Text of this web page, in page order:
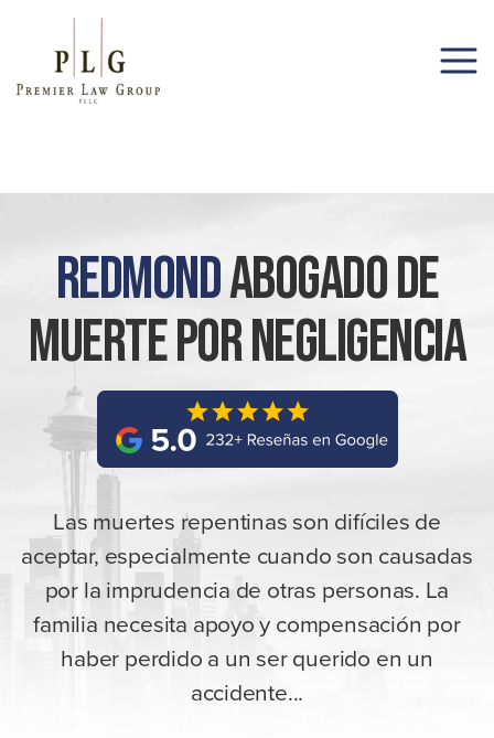
RedmondAbogado De
Muerte Por Negligencia
Las muertes repentinas son difíciles de
aceptar, especialmente cuando son causadas
por la imprudencia de otras personas. La
familia necesita apoyo y compensación por
haber perdido a un ser querido en un
accidente...